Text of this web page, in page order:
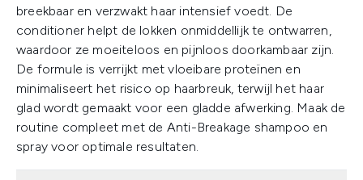
breekbaar en verzwakt haar intensief voedt. De
conditioner helpt de lokken onmiddellijk te ontwarren,
waardoor ze moeiteloos en pijnloos doorkambaar zijn.
De formule is verrijkt met vloeibare proteïnen en
minimaliseert het risico op haarbreuk, terwijl het haar
glad wordt gemaakt voor een gladde afwerking. Maak de
routine compleet met de Anti-Breakage shampoo en
spray voor optimale resultaten.